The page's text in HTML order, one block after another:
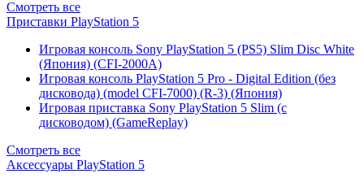
Смотреть все
Приставки PlayStation 5
Игровая консоль Sony PlayStation 5 (PS5) Slim Disc White
(Япония) (CFI-2000A)
Игровая консоль PlayStation 5 Pro - Digital Edition (без
дисковода) (model CFI-7000) (R-3) (Япония)
Игровая приставка Sony PlayStation 5 Slim (с
дисководом) (GameReplay)
Смотреть все
Аксессуары PlayStation 5